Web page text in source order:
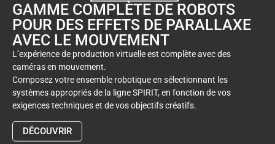
GAMME COMPLÈTE DE ROBOTS
POUR DES EFFETS DE PARALLAXE
AVEC LE MOUVEMENT
L’expérience de production virtuelle est complète avec des
caméras en mouvement.
Composez votre ensemble robotique en sélectionnant les
systèmes appropriés de la ligne SPIRIT, en fonction de vos
exigences techniques et de vos objectifs créatifs.
DÉCOUVRIR